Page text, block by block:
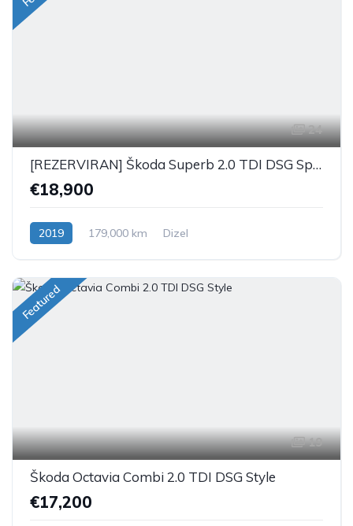
24
[REZERVIRAN] Škoda Superb 2.0 TDI DSG Sportline
€18,900
2019 179,000 km Dizel
Featured
19
Škoda Octavia Combi 2.0 TDI DSG Style
€17,200